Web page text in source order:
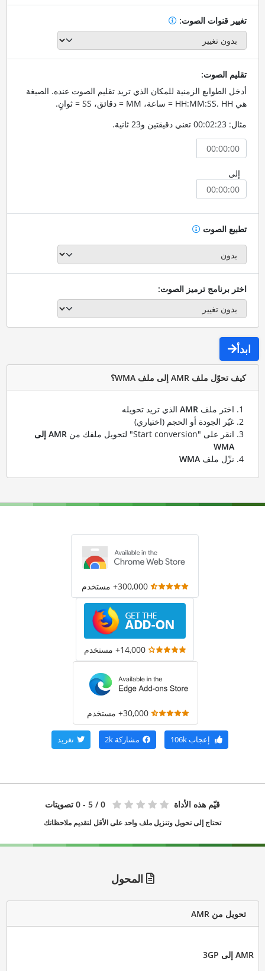
تغيير قنوات الصوت:
تقليم الصوت:
أدخل الطوابع الزمنية للمكان الذي تريد تقليم الصوت عنده. الصيغة
هي HH:MM:SS. HH = ساعة، MM = دقائق، SS = ثوانٍ.
مثال: 00:02:23 تعني دقيقتين و23 ثانية.
إلى
تطبيع الصوت
اختر برنامج ترميز الصوت:
ابدأ
كيف تحوّل ملف AMR إلى ملف WMA؟
اختر ملف AMRالذي تريد تحويله
غيّر الجودة أو الحجم (اختياري)
انقر على "Start conversion" لتحويل ملفك من
AMR إلى
WMA
نزّل ملف WMA
300,000+ مستخدم
14,000+ مستخدم
30,000+ مستخدم
إعجاب106k مشاركة 2k تغريد
قيّم هذه الأداة 0 / 5 - 0 تصويتات
تحتاج إلى تحويل وتنزيل ملف واحد على الأقل لتقديم ملاحظاتك
المحول
تحويل من AMR
AMR إلى 3GP